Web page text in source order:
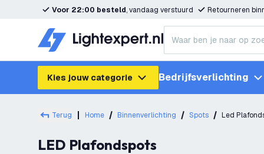
Voor 22:00 besteld, vandaag verstuurd Retourneren
Kies jouw categorie Bedrijfsverlichting
Terug Home Binnenverlichting Spots Led
LED Plafondspots